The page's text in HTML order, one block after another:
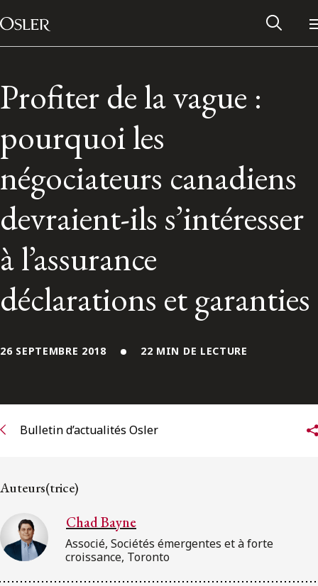
Passer au contenu
Main Navigation
Réseau des anciens d’Osler
Contactez-nous
S’abonner
Profiter de la vague :
pourquoi les
négociateurs canadiens
devraient-ils s’intéresser
à l’assurance
déclarations et garanties
26 SEPTEMBRE 2018 22 MIN DE LECTURE
Bulletin d’actualités Osler
Auteurs(trice)
Chad Bayne
Associé, Sociétés émergentes et à forte
croissance, Toronto